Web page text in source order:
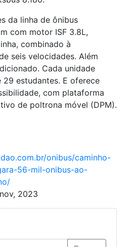
da linha de ônibus
com motor ISF 3.8L,
combinado à
seis velocidades. Além
Cada unidade
estudantes. E oferece
com plataforma
de poltrona móvel (DPM).
onibus/caminho-
56-mil-onibus-ao-
2023